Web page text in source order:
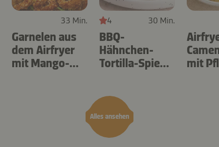
Alles ansehen
33 Min.
Garnelen aus
dem Airfryer
mit Mango-
4 30 Min.
BBQ-
Hähnchen-
Tortilla-Spieße
mit